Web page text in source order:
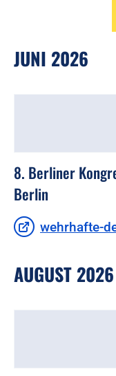
JUNI 2026
8. Berliner
Berlin
wehrhafte-
AUGUST 2026